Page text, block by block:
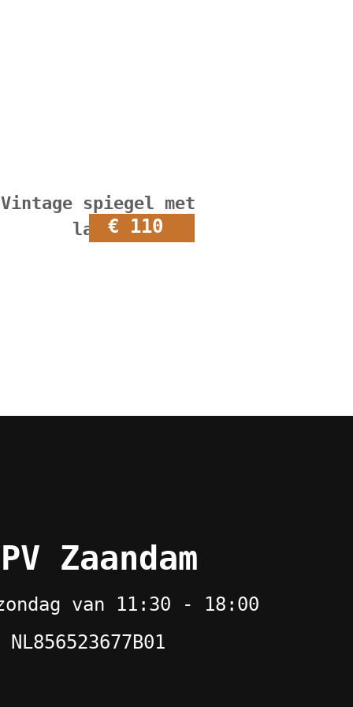
Vintage spiegel met
lades€ 110
Zaandam
van 11:30 - 18:00